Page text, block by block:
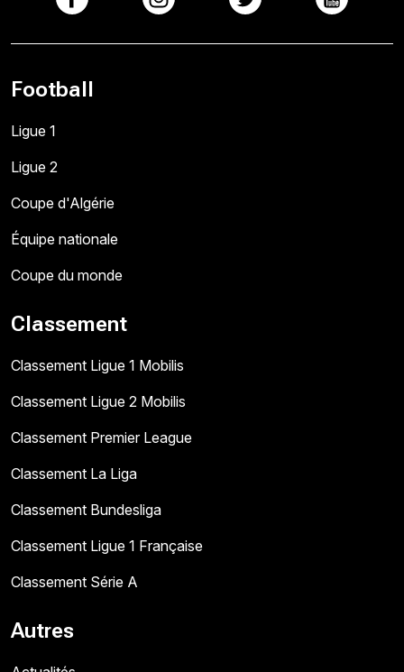
Football
Ligue 1
Ligue 2
Coupe d'Algérie
Équipe nationale
Coupe du monde
Classement
Classement Ligue 1 Mobilis
Classement Ligue 2 Mobilis
Classement Premier League
Classement La Liga
Classement Bundesliga
Classement Ligue 1 Française
Classement Série A
Autres